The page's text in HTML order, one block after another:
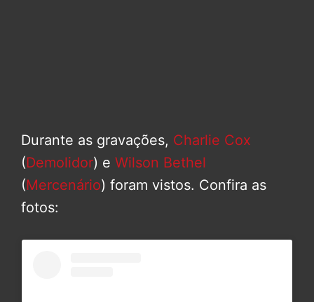
Durante as gravações, Charlie Cox
(Demolidor) e Wilson Bethel
(Mercenário) foram vistos. Confira as
fotos: